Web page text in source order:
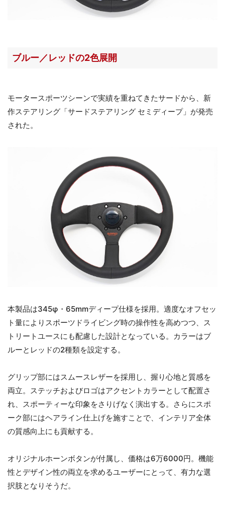
ブルー／レッドの2色展開
モータースポーツシーンで実績を重ねてきたサードから、新
作ステアリング「サードステアリング セミディープ」が発売
された。
本製品は345φ・65mmディープ仕様を採用。適度なオフセッ
ト量によりスポーツドライビング時の操作性を高めつつ、ス
トリートユースにも配慮した設計となっている。カラーはブ
ルーとレッドの2種類を設定する。
グリップ部にはスムースレザーを採用し、握り心地と質感を
両立。ステッチおよびロゴはアクセントカラーとして配置さ
れ、スポーティーな印象をさりげなく演出する。さらにスポ
ーク部にはヘアライン仕上げを施すことで、インテリア全体
の質感向上にも貢献する。
オリジナルホーンボタンが付属し、価格は6万6000円。機能
性とデザイン性の両立を求めるユーザーにとって、有力な選
択肢となりそうだ。